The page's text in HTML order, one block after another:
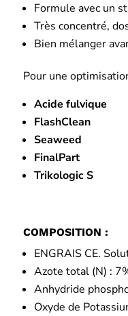
Formule avec un
Très concentré,
Bien mélanger
Pour une
Acide fulvique
FlashClean
Seaweed
FinalPart
Trikologic S
COMPOSITION :
ENGRAIS CE.
Azote total (N) :
Anhydride
Oxyde de